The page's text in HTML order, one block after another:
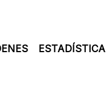
ESTADÍSTICA